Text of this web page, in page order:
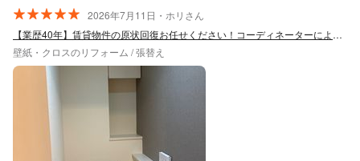
2026年7月11日・ホリさん
【業歴40年】賃貸物件の原状回復お任せください！コーディネーターによる最適提案◎
壁紙・クロスのリフォーム / 張替え